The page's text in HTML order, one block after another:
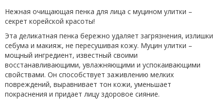
Нежная очищающая пенка для лица с муцином улитки –
секрет корейской красоты!
Эта деликатная пенка бережно удаляет загрязнения, излишки
себума и макияж, не пересушивая кожу. Муцин улитки –
мощный ингредиент, известный своими
восстанавливающими, увлажняющими и успокаивающими
свойствами. Он способствует заживлению мелких
повреждений, выравнивает тон кожи, уменьшает
покраснения и придает лицу здоровое сияние.